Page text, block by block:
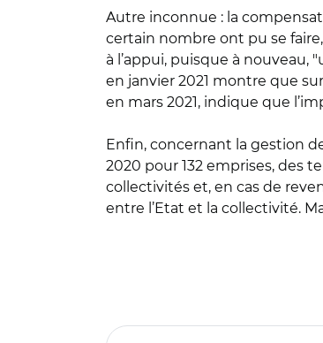
Autre inconnue : la
certain nombre ont pu se
à l’appui, puisque à
en janvier 2021 montre que
en mars 2021, indique que
Enfin, concernant la gestion
2020 pour 132 emprises, des
collectivités et, en cas de
entre l’Etat et la collectivité.